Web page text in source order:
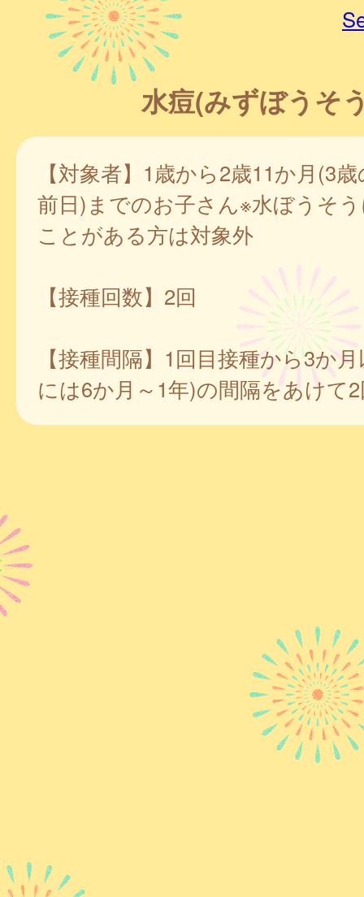
水痘(みずぼうそ
【対象者】1歳から2歳11か月(3
前日)までのお子さん※水ぼうそ
ことがある方は対象外
【接種回数】2回
【接種間隔】1回目接種から3か
には6か月～1年)の間隔をあけて